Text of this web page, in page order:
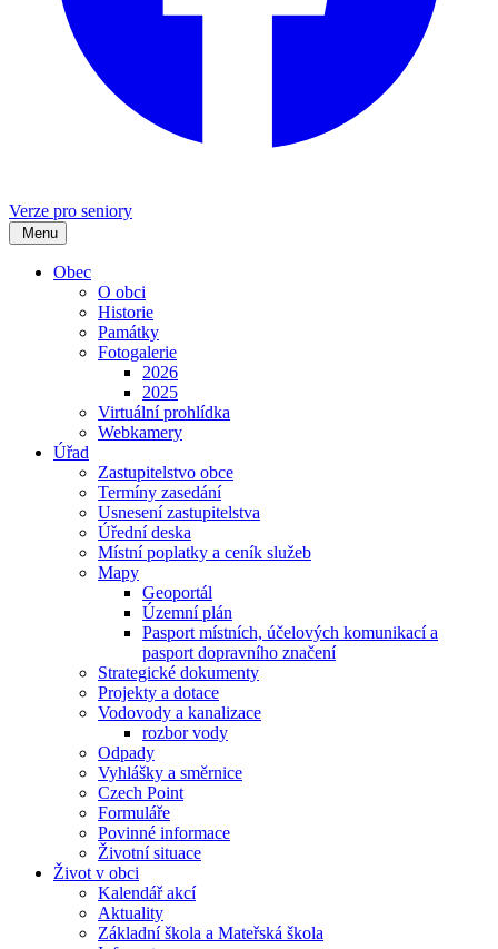
Verze pro seniory
Menu
Obec
O obci
Historie
Památky
Fotogalerie
2026
2025
Virtuální prohlídka
Webkamery
Úřad
Zastupitelstvo obce
Termíny zasedání
Usnesení zastupitelstva
Úřední deska
Místní poplatky a ceník služeb
Mapy
Geoportál
Územní plán
Pasport místních, účelových komunikací a
pasport dopravního značení
Strategické dokumenty
Projekty a dotace
Vodovody a kanalizace
rozbor vody
Odpady
Vyhlášky a směrnice
Czech Point
Formuláře
Povinné informace
Životní situace
Život v obci
Kalendář akcí
Aktuality
Základní škola a Mateřská škola